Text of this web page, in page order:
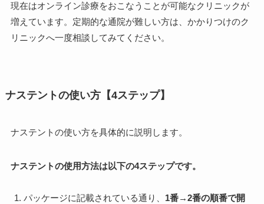
現在はオンライン診療をおこなうことが可能なクリニックが
増えています。定期的な通院が難しい方は、かかりつけのク
リニックへ一度相談してみてください。
ナステントの使い方【4ステップ】
ナステントの使い方を具体的に説明します。
ナステントの使用方法は以下の4ステップです。
パッケージに記載されている通り、 1番→2番の順番で開